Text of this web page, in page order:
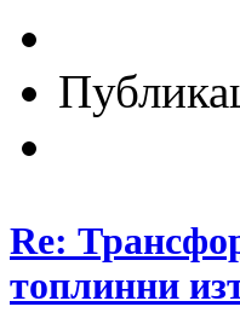
Re:
топлинни